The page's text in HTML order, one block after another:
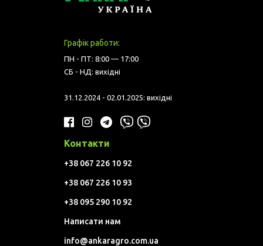
Графік работи:
ПН - ПТ: 8:00 — 17:00
СБ - НД: вихідні
31.12.2024 - 02.01.2025: вихідні
Контакти
+38 067 226 10 92
+38 067 226 10 93
+38 095 290 10 92
Написати нам
info@ankaragro.com.ua